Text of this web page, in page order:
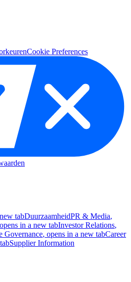
Cookie Preferences
tabDuurzaamheidPR & Media,
in a new tabInvestor Relations,
Governance, opens in a new tabCareer
Supplier Information